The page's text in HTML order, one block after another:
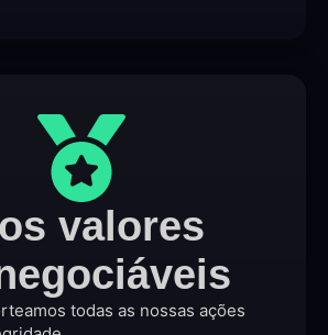
valores
todas as nossas ações